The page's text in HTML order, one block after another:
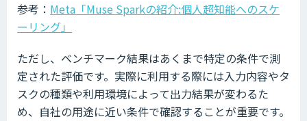
参考： Meta「Muse Sparkの紹介:個人超知能へのスケ
ーリング」
ただし、ベンチマーク結果はあくまで特定の条件で測
定された評価です。実際に利用する際には入力内容やタ
スクの種類や利用環境によって出力結果が変わるた
め、自社の用途に近い条件で確認することが重要です。